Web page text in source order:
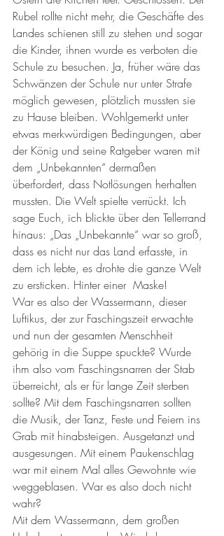
Rubel rollte nicht mehr, die Geschäfte des
Landes schienen still zu stehen und sogar
die Kinder, ihnen wurde es verboten die
Schule zu besuchen. Ja, früher wäre das
Schwänzen der Schule nur unter Strafe
möglich gewesen, plötzlich mussten sie
zu Hause bleiben. Wohlgemerkt unter
etwas merkwürdigen Bedingungen, aber
der König und seine Ratgeber waren mit
dem „Unbekannten“ dermaßen
überfordert, dass Notlösungen herhalten
mussten. Die Welt spielte verrückt. Ich
sage Euch, ich blickte über den Tellerrand
hinaus: „Das „Unbekannte“ war so groß,
dass es nicht nur das Land erfasste, in
dem ich lebte, es drohte die ganze Welt
zu ersticken. Hinter einer  Maske!
War es also der Wassermann, dieser
Luftikus, der zur Faschingszeit erwachte
und nun der gesamten Menschheit
gehörig in die Suppe spuckte? Wurde
ihm also vom Faschingsnarren der Stab
überreicht, als er für lange Zeit sterben
sollte? Mit dem Faschingsnarren sollten
die Musik, der Tanz, Feste und Feiern ins
Grab mit hinabsteigen. Ausgetanzt und
ausgesungen. Mit einem Paukenschlag
war mit einem Mal alles Gewohnte wie
weggeblasen. War es also doch nicht
wahr?
Mit dem Wassermann, dem großen